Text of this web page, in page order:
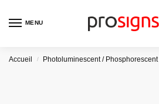
MENU
Accueil / Photoluminescent / Phosphorescent